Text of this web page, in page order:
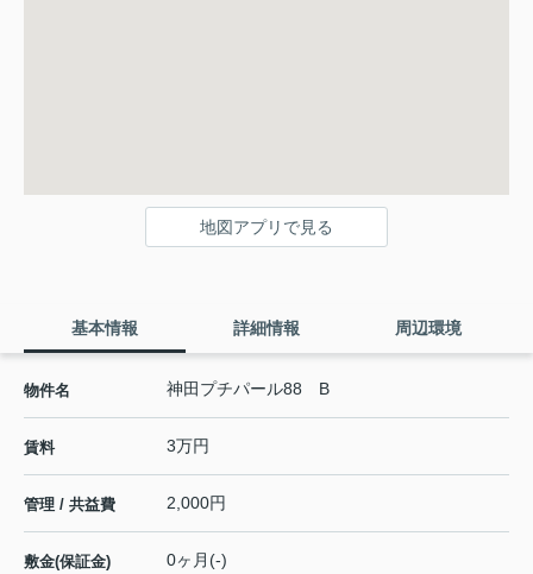
地図アプリで見る
基本情報 詳細情報 周辺環境
物件名 神田プチパール88 B
賃料 3万円
管理 / 共益費 2,000円
敷金(保証金) 0ヶ月(-)